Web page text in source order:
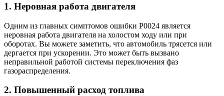
1. Неровная работа двигателя
Одним из главных симптомов ошибки Р0024 является
неровная работа двигателя на холостом ходу или при
оборотах. Вы можете заметить, что автомобиль трясется или
дергается при ускорении. Это может быть вызвано
неправильной работой системы переключения фаз
газораспределения.
2. Повышенный расход топлива